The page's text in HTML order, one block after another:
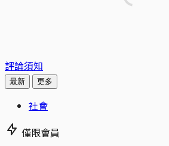
評論須知
最新 更多
社會
僅限會員